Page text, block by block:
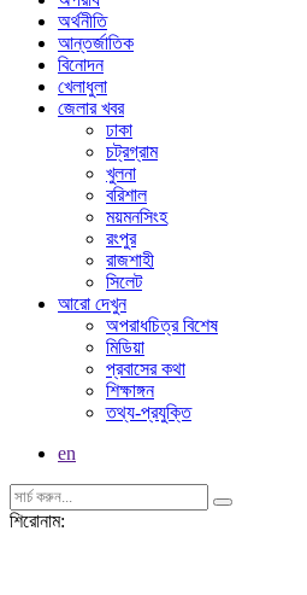
অর্থনীতি
আন্তর্জাতিক
বিনোদন
খেলাধুলা
জেলার খবর
ঢাকা
চট্রগ্রাম
খুলনা
বরিশাল
ময়মনসিংহ
রংপুর
রাজশাহী
সিলেট
আরো দেখুন
অপরাধচিত্র বিশেষ
মিডিয়া
প্রবাসের কথা
শিক্ষাঙ্গন
তথ্য-প্রযুক্তি
en
শিরোনাম: